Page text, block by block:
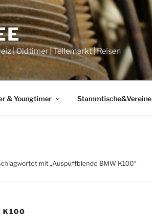
| Oldtimer | Teilemarkt | Reisen
& Youngtimer Stammtische&Vereine
mit „Auspuffblende BMW K100“
K100